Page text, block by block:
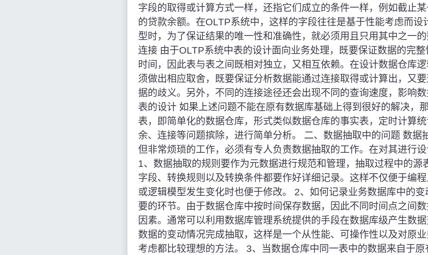
字段的取得或计算方式一样，还指它们成立的条件一样，例如截止
的贷款余额。在OLTP系统中，这样的字段往往是基于性能考虑而设
型时，为了保证结果的唯一性和准确性，就必须用且只用其中之一
连接 由于OLTP系统中表的设计面向业务处理，既要保证数据的完
时间，因此表与表之间既相对独立，又相互依赖。在设计数据仓库
须做出相应取舍，既要保证分析数据能通过连接取得或计算出，又
据的歧义。另外，不同的连接途径还会出现不同的查询速度，影响
表的设计 如果上述问题不能在原有数据库基础上得到很好的解决，
表，即简单化的数据仓库，形式类似数据仓库的事实表，定时计算
余、连接等问题摈除，进行简单分析。 二、数据抽取中的问题 数据
但非常烦琐的工作，必须有专人负责数据抽取的工作。在对其进行
1、数据抽取的规则要作为元数据进行规范和管理，抽取过程中的源
字段、转换规则以及转换条件都要作好详细记录。这样不仅便于编
或逻辑模型发生变化时也便于修改。 2、如何记录业务数据库中的
要的环节。由于数据仓库中按时间保存数据，因此不同时间点之间
因素。通常可以利用数据库管理系统提供的手段在数据库级产生数
数据的变动情况完成抽取，这样是一个从性能、可操作性以及对原
考虑都比较理想的方法。 3、当数据仓库中同一表中的数据来自于